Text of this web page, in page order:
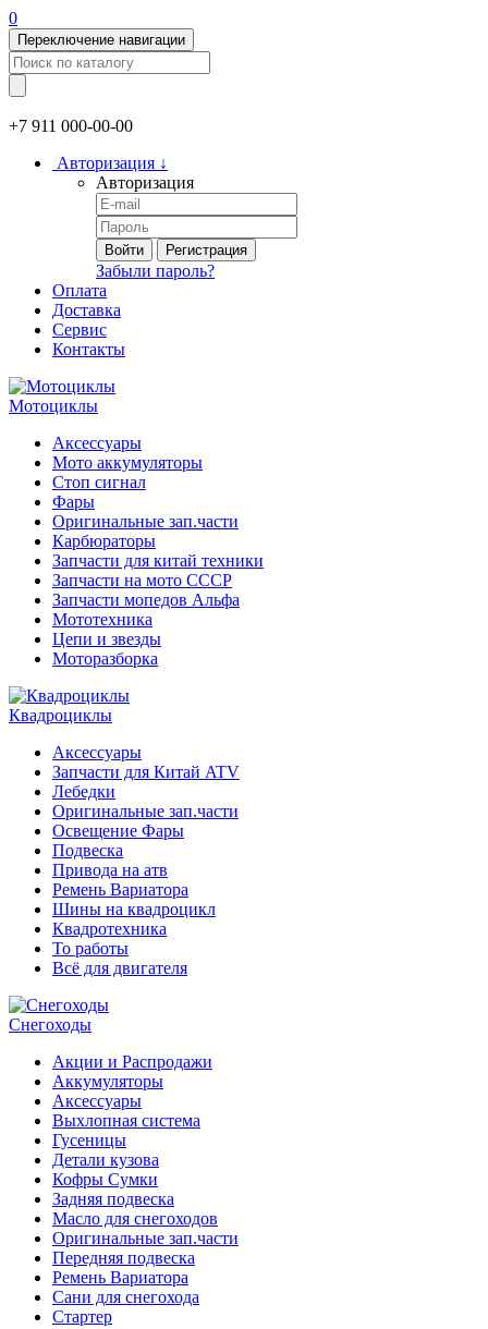
0
Переключение навигации
+7 911 000-00-00
Авторизация ↓
Авторизация
Войти Регистрация
Забыли пароль?
Оплата
Доставка
Сервис
Контакты
Мотоциклы
Аксессуары
Мото аккумуляторы
Стоп сигнал
Фары
Оригинальные зап.части
Карбюраторы
Запчасти для китай техники
Запчасти на мото СССР
Запчасти мопедов Альфа
Мототехника
Цепи и звезды
Моторазборка
Квадроциклы
Аксессуары
Запчасти для Китай ATV
Лебедки
Оригинальные зап.части
Освещение Фары
Подвеска
Привода на атв
Ремень Вариатора
Шины на квадроцикл
Квадротехника
То работы
Всё для двигателя
Снегоходы
Акции и Распродажи
Аккумуляторы
Аксессуары
Выхлопная система
Гусеницы
Детали кузова
Кофры Сумки
Задняя подвеска
Масло для снегоходов
Оригинальные зап.части
Передняя подвеска
Ремень Вариатора
Сани для снегохода
Стартер